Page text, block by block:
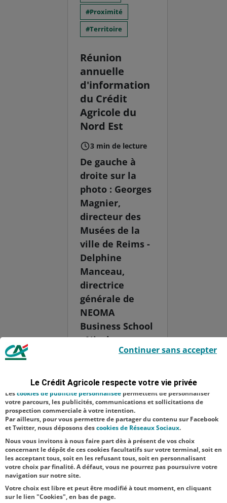
Proximité
Territoire
Réunion
annuelle
d'information
du Crédit
Agricole du
Nord Est
3 min de lecture
De gauche à
droite sur la
photo : Georges
Magnier,
directeur des
Musées de la
ville de Reims -
Delphine
Manceau,
directrice
générale de
NEOMA
Business School
- Nicolas
Bouzou - Gilles
animateur de
l’événement -
Matthieu
Renard,
Le Crédit Agricole respecte votre vie privée
indispensables car utilisés à des fins de bon fonctionnement et de
sécurité ; d’autres sont facultatifs. Les
satisfaction facultatifs.
Lescookies de publicité personnalisée permettent de personnaliser
votre parcours, les publicités, communications et sollicitations de
prospection commerciale à votre intention.
Par ailleurs, pour vous permettre de partager du contenu sur Facebook
et Twitter, nous déposons descookies de Réseaux Sociaux.
Nous vous invitons à nous faire part dès à présent de vos choix
concernant le dépôt de ces cookies facultatifs sur votre terminal, soit en
les acceptant tous, soit en les refusant tous, soit en personnalisant
votre choix par finalité. A défaut, vous ne pourrez pas poursuivre votre
navigation sur notre site.
Votre choix est libre et peut être modifié à tout moment, en cliquant
sur le lien "Cookies", en bas de page.
Continuer sans accepter